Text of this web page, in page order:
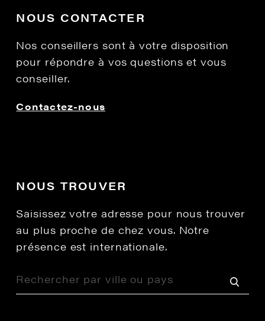
NOUS CONTACTER
Nos conseillers sont à votre disposition
pour répondre à vos questions et vous
conseiller.
Contactez-nous
NOUS TROUVER
Saisissez votre adresse pour nous trouver
au plus proche de chez vous. Notre
présence est internationale.